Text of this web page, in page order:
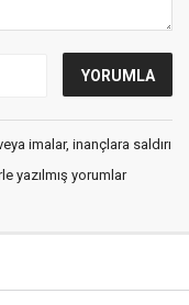
imalar, inançlara saldırı
yazılmış yorumlar